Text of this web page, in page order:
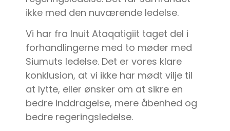
ikke med den nuværende ledelse.
Vi har fra Inuit Ataqatigiit taget del i
forhandlingerne med to møder med
Siumuts ledelse. Det er vores klare
konklusion, at vi ikke har mødt vilje til
at lytte, eller ønsker om at sikre en
bedre inddragelse, mere åbenhed og
bedre regeringsledelse.